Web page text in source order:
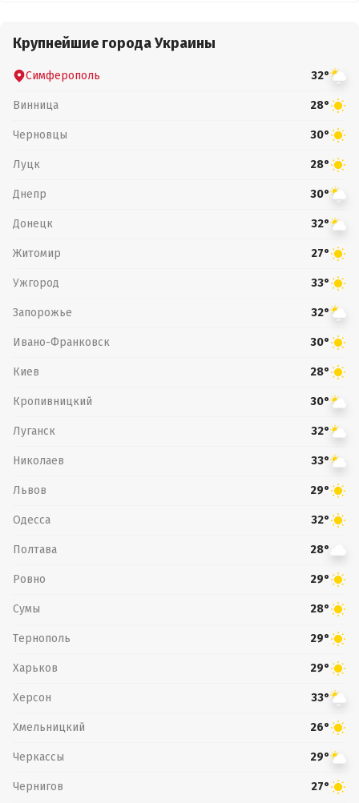
Крупнейшие города Украины
Симферополь 32°
Винница 28°
Черновцы 30°
Луцк 28°
Днепр 30°
Донецк 32°
Житомир 27°
Ужгород 33°
Запорожье 32°
Ивано-Франковск 30°
Киев 28°
Кропивницкий 30°
Луганск 32°
Николаев 33°
Львов 29°
Одесса 32°
Полтава 28°
Ровно 29°
Сумы 28°
Тернополь 29°
Харьков 29°
Херсон 33°
Хмельницкий 26°
Черкассы 29°
Чернигов 27°